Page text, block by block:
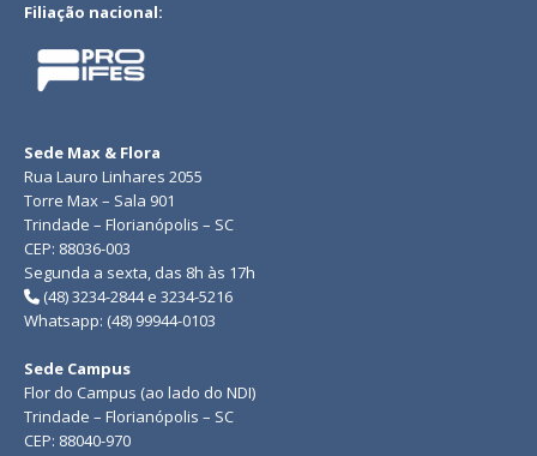
Filiação nacional:
Sede Max & Flora
Rua Lauro Linhares 2055
Torre Max – Sala 901
Trindade – Florianópolis – SC
CEP: 88036-003
Segunda a sexta, das 8h às 17h
(48) 3234-2844 e 3234-5216
Whatsapp: (48) 99944-0103
Sede Campus
Flor do Campus (ao lado do NDI)
Trindade – Florianópolis – SC
CEP: 88040-970